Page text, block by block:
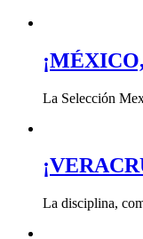
La Selección
La disciplina,